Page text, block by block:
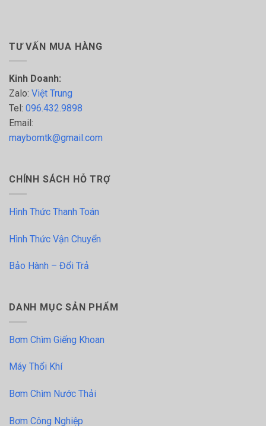
TƯ VẤN MUA HÀNG
Kinh Doanh:
Zalo: Việt Trung
Tel: 096.432.9898
Email:
maybomtk@gmail.com
CHÍNH SÁCH HỖ TRỢ
Hình Thức Thanh Toán
Hình Thức Vận Chuyển
Bảo Hành – Đổi Trả
DANH MỤC SẢN PHẨM
Bơm Chìm Giếng Khoan
Máy Thổi Khí
Bơm Chìm Nước Thải
Bơm Công Nghiệp